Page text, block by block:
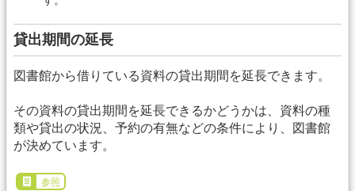
貸出期間の延長
図書館から借りている資料の貸出期間を延長できます。
その資料の貸出期間を延長できるかどうかは、資料の種
類や貸出の状況、予約の有無などの条件により、図書館
が決めています。
参照